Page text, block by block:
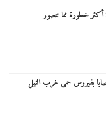
أكثر خطورة مما نتصور